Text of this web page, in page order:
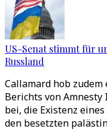
US-Senat stimmt für
Russland
Callamard hob
Berichts von
bei, die Existenz
den besetzten